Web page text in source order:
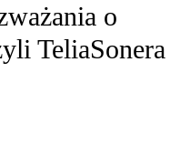
o
TeliaSonera